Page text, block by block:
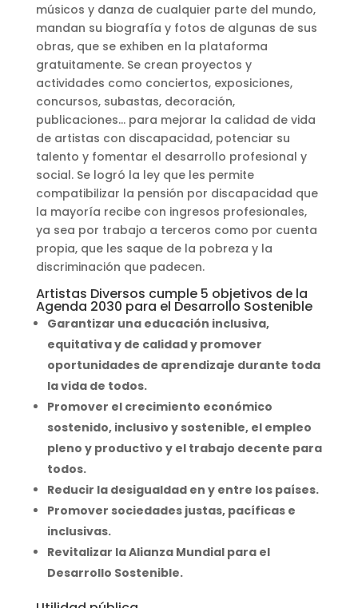
músicos y danza de cualquier parte del mundo,
mandan su biografía y fotos de algunas de sus
obras, que se exhiben en la plataforma
gratuitamente. Se crean proyectos y
actividades como conciertos, exposiciones,
concursos, subastas, decoración,
publicaciones… para mejorar la calidad de vida
de artistas con discapacidad, potenciar su
talento y fomentar el desarrollo profesional y
social. Se logró la ley que les permite
compatibilizar la pensión por discapacidad que
la mayoría recibe con ingresos profesionales,
ya sea por trabajo a terceros como por cuenta
propia, que les saque de la pobreza y la
discriminación que padecen.
Artistas Diversos cumple 5 objetivos de la
Agenda 2030 para el Desarrollo Sostenible
Garantizar una educación inclusiva,
equitativa y de calidad y promover
oportunidades de aprendizaje durante toda
la vida de todos.
Promover el crecimiento económico
sostenido, inclusivo y sostenible, el empleo
pleno y productivo y el trabajo decente para
todos.
Reducir la desigualdad en y entre los países.
Promover sociedades justas, pacíficas e
inclusivas.
Revitalizar la Alianza Mundial para el
Desarrollo Sostenible.